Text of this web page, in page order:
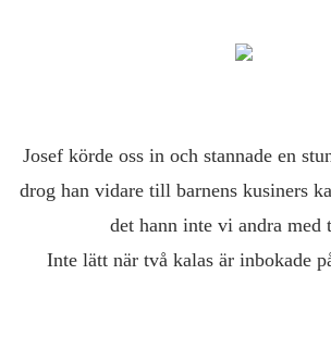
Josef körde oss in och stannade en
drog han vidare till barnens kusiners
det hann inte vi andra med
Inte lätt när två kalas är inbokade